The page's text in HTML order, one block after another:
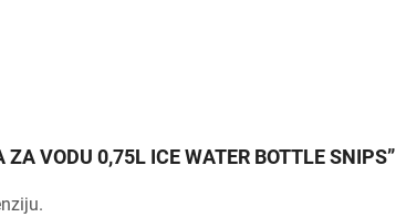
VODU 0,75L ICE WATER BOTTLE SNIPS”